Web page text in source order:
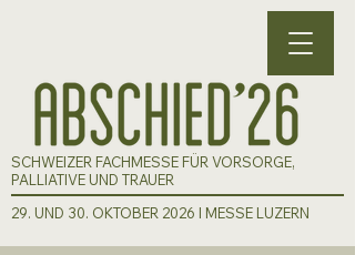
SCHWEIZER FACHMESSE FÜR VORSORGE,
PALLIATIVE UND TRAUER
29. UND 30. OKTOBER 2026 I MESSE LUZERN